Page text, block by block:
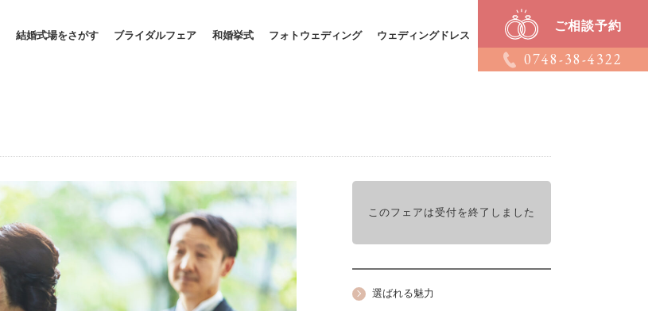
ご相談予約
0748-38-4322
結婚式場をさがす ブライダルフェア 和婚挙式 フォトウェディング ウェディングドレス
このフェアは受付を終了しました
選ばれる魅力